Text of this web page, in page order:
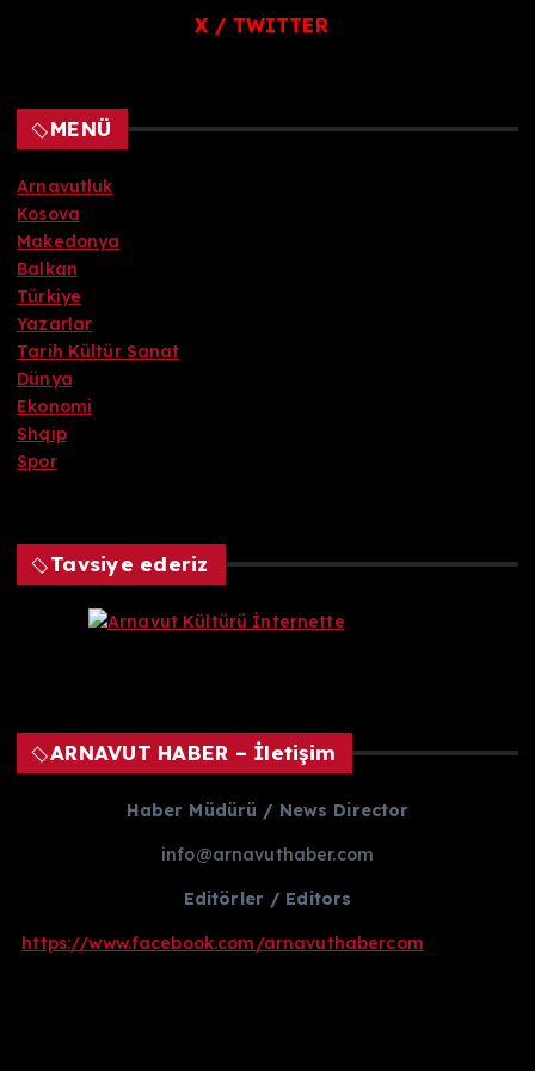
MENÜ
Arnavutluk
Kosova
Makedonya
Balkan
Türkiye
Yazarlar
Tarih Kültür Sanat
Dünya
Ekonomi
Tavsiye ederiz
ARNAVUT HABER – İletişim
Haber Müdürü / News Director
info@arnavuthaber.com
Editörler / Editors